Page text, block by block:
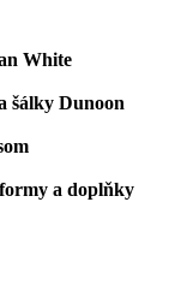
White
šálky Dunoon
a doplňky